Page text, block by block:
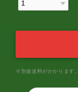
※別途送料がかかります。